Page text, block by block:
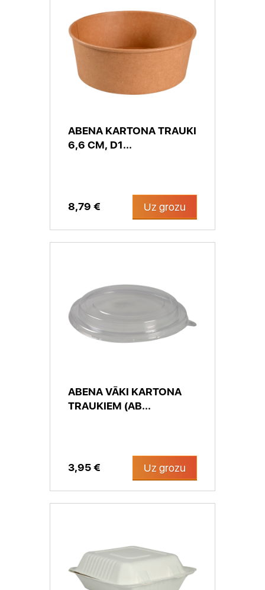
ABENA KARTONA TRAUKI
6,6 CM, D1...
8,79 € Uz grozu
ABENA VĀKI KARTONA
TRAUKIEM (AB...
3,95 € Uz grozu